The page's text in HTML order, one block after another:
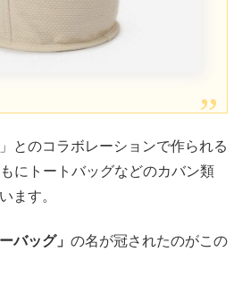
とのコラボレーションで作られる
にトートバッグなどのカバン類
ます。
バッグ」 の名が冠されたのがこの